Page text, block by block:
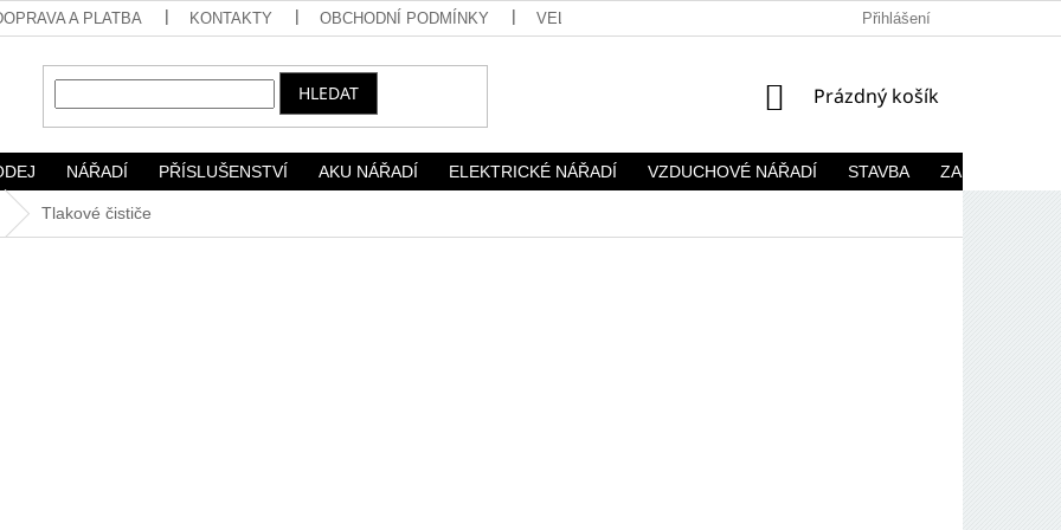
A PLATBA KONTAKTY OBCHODNÍ PODMÍNKY VELKOOBCHOD Přihlášení
HLEDAT
NÁKUPNÍ
Prázdný košík
NÁŘADÍ PŘÍSLUŠENSTVÍ AKU NÁŘADÍ ELEKTRICKÉ NÁŘADÍ VZDUCHOVÉ NÁŘADÍ STAVBA ZAHRADA
Tlakové čističe